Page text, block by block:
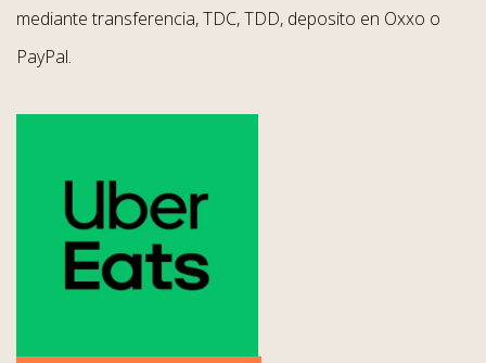
mediante transferencia, TDC, TDD, deposito en Oxxo o
PayPal.